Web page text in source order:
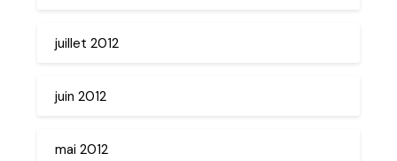
juillet 2012
juin 2012
mai 2012